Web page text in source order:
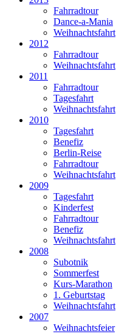
Fahrradtour
Dance-a-Mania
Weihnachtsfahrt
2012
Fahrradtour
Weihnachtsfahrt
2011
Fahrradtour
Tagesfahrt
Weihnachtsfahrt
2010
Tagesfahrt
Benefiz
Berlin-Reise
Fahrradtour
Weihnachtsfahrt
2009
Tagesfahrt
Kinderfest
Fahrradtour
Benefiz
Weihnachtsfahrt
2008
Subotnik
Sommerfest
Kurs-Marathon
1. Geburtstag
Weihnachtsfahrt
2007
Weihnachtsfeier